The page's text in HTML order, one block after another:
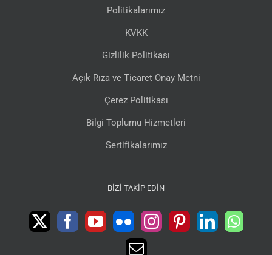
Politikalarımız
KVKK
Gizlilik Politikası
Açık Rıza ve Ticaret Onay Metni
Çerez Politikası
Bilgi Toplumu Hizmetleri
Sertifikalarımız
BIZI TAKIP EDIN